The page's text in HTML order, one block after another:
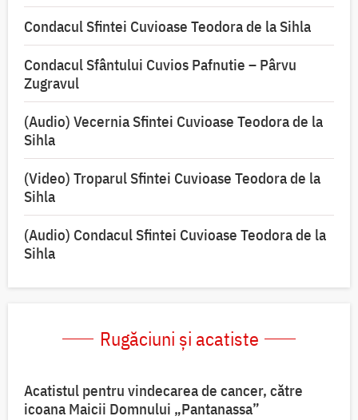
Condacul Sfintei Cuvioase Teodora de la Sihla
Condacul Sfântului Cuvios Pafnutie – Pârvu
Zugravul
(Audio) Vecernia Sfintei Cuvioase Teodora de la
Sihla
(Video) Troparul Sfintei Cuvioase Teodora de la
Sihla
(Audio) Condacul Sfintei Cuvioase Teodora de la
Sihla
Rugăciuni și acatiste
Acatistul pentru vindecarea de cancer, către
icoana Maicii Domnului „Pantanassa”